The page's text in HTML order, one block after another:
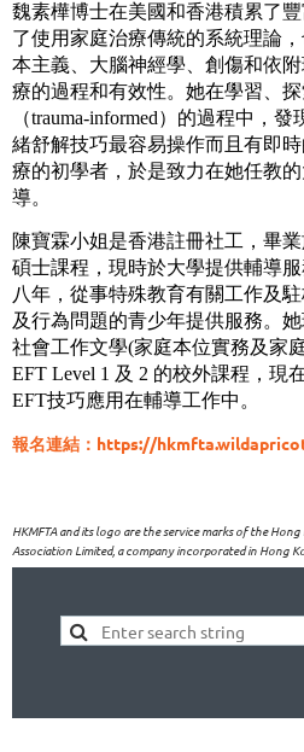
魏素樺博士在美國和香港積累了
了使用家庭治療傳統的系統理論
本主義、大腦神經學、創傷和依
療的過程和有效性。她在學習、
（trauma-informed）的過程中，
緒舒解技巧最容易操作而且有即
療的初學者，於是致力在她任教
導。
陳寶霖小姐是香港註冊社工，畢
碩士課程，現時於大學提供輔導
八年，從事特殊教育有關工作及
及行為問題的青少年提供服務。她
社會工作文學(家庭本位實務及家
EFT Level 1 及 2 的校外課程，現
EFT技巧應用在輔導工作中。
報名連結：https://
HKMFTA and its logo are the service marks of the
Association Limited, a company incorporated in Hong